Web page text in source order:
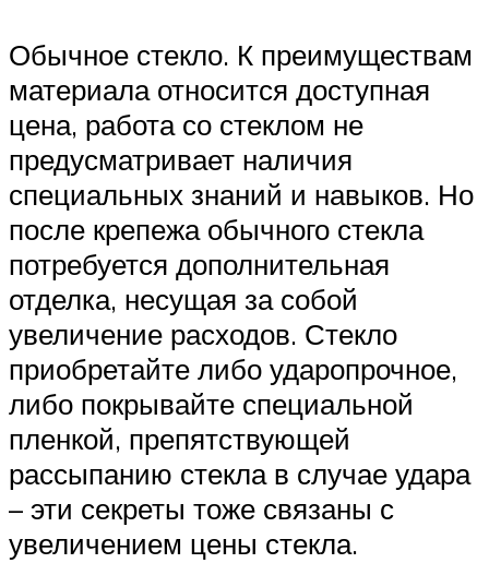
Обычное стекло. К преимуществам
материала относится доступная
цена, работа со стеклом не
предусматривает наличия
специальных знаний и навыков. Но
после крепежа обычного стекла
потребуется дополнительная
отделка, несущая за собой
увеличение расходов. Стекло
приобретайте либо ударопрочное,
либо покрывайте специальной
пленкой, препятствующей
рассыпанию стекла в случае удара
– эти секреты тоже связаны с
увеличением цены стекла.